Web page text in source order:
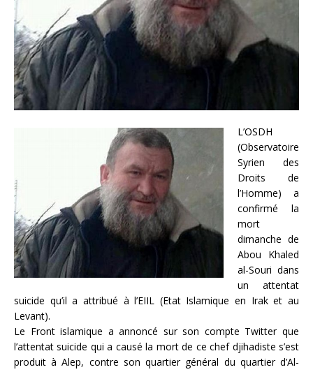
L’OSDH
(Observatoire
Syrien des
Droits de
l’Homme) a
confirmé la
mort
dimanche de
Abou Khaled
al-Souri dans
un attentat
suicide qu’il a attribué à l’EIIL (Etat Islamique en Irak et au
Levant).
Le Front islamique a annoncé sur son compte Twitter que
l’attentat suicide qui a causé la mort de ce chef djihadiste s’est
produit à Alep, contre son quartier général du quartier d’Al-